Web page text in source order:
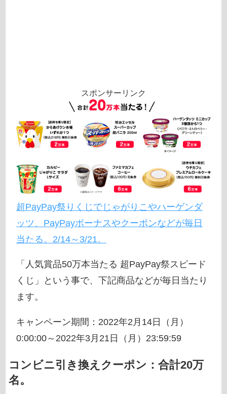
スポンサーリンク
超PayPay祭りくじでじゃがりこやハーゲンダ
ッツ、PayPayボーナスやクーポンなどが毎日
当たる。2/14～3/21。
「人気賞品50万本当たる 超PayPay祭スピード
くじ」という事で、下記商品などが毎日当たり
ます。
キャンペーン期間：2022年2月14日（月）
0:00:00～2022年3月21日（月）23:59:59
コンビニ引き換えクーポン：合計20万
名。